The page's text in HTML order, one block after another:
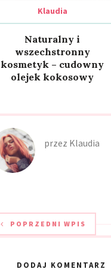
Klaudia
Naturalny i
wszechstronny
kosmetyk – cudowny
olejek kokosowy
przez Klaudia
POPRZEDNI WPIS
DODAJ KOMENTARZ